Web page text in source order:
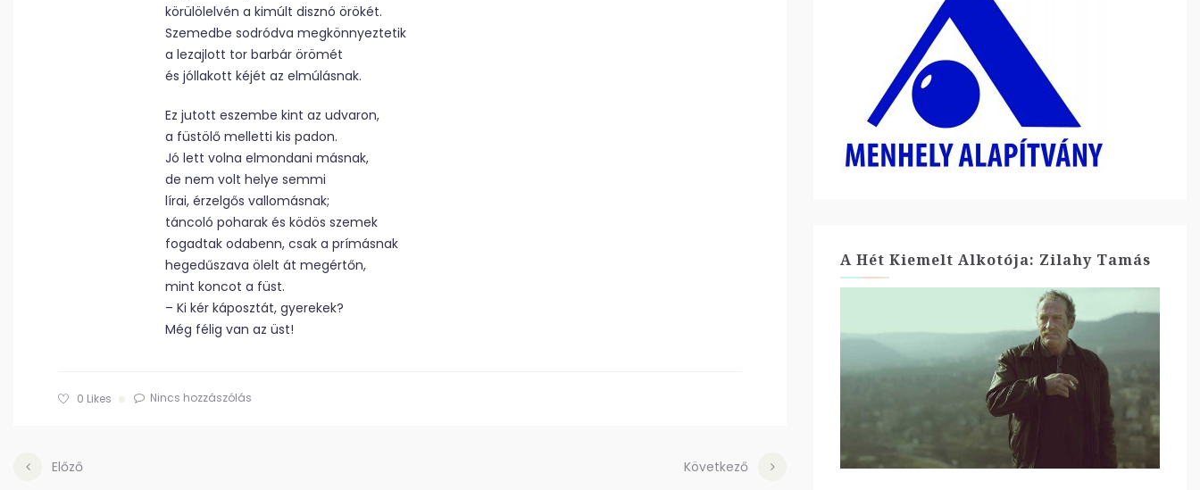
körülölelvén a kimúlt disznó örökét.
Szemedbe sodródva megkönnyeztetik
a lezajlott tor barbár örömét
és jóllakott kéjét az elmúlásnak.
Ez jutott eszembe kint az udvaron,
a füstölő melletti kis padon.
Jó lett volna elmondani másnak,
de nem volt helye semmi
lírai, érzelgős vallomásnak;
táncoló poharak és ködös szemek
fogadtak odabenn, csak a prímásnak
hegedűszava ölelt át megértőn,
mint koncot a füst.
– Ki kér káposztát, gyerekek?
Még félig van az üst!
0 Likes Nincs hozzászólás
Előző Következő
A Hét Kiemelt Alkotója: Zilahy Tamás